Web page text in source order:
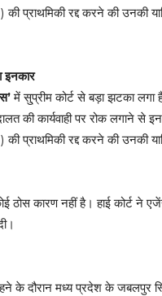
प्राथमिकी रद्द करने की उनकी
इनकार
में सु्प्रीम कोर्ट से बड़ा झटका
की कार्यवाही पर रोक लगाने से
प्राथमिकी रद्द करने की उनकी
ठोस कारण नहीं है। हाई कोर्ट ने
दौरान मध्य प्रदेश के जबलपुर